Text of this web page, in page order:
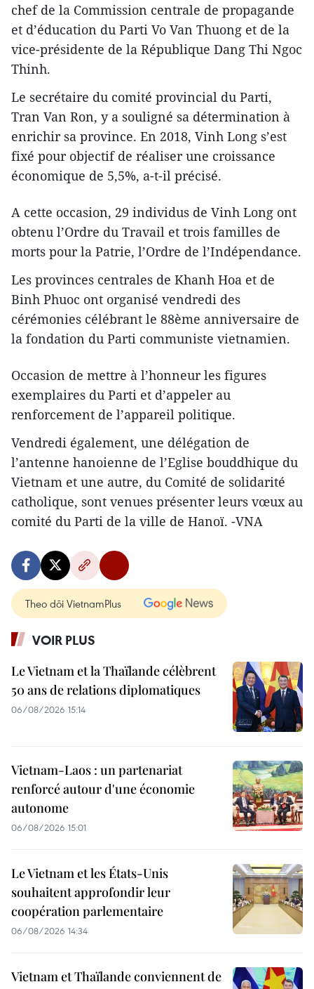
chef de la Commission centrale de propagande
et d’éducation du Parti Vo Van Thuong et de la
vice-présidente de la République Dang Thi Ngoc
Thinh.
Le secrétaire du comité provincial du Parti,
Tran Van Ron, y a souligné sa détermination à
enrichir sa province. En 2018, Vinh Long s’est
fixé pour objectif de réaliser une croissance
économique de 5,5%, a-t-il précisé.
A cette occasion, 29 individus de Vinh Long ont
obtenu l’Ordre du Travail et trois familles de
morts pour la Patrie, l’Ordre de l’Indépendance.
Les provinces centrales de Khanh Hoa et de
Binh Phuoc ont organisé vendredi des
cérémonies célébrant le 88ème anniversaire de
la fondation du Parti communiste vietnamien.
Occasion de mettre à l’honneur les figures
exemplaires du Parti et d’appeler au
renforcement de l’appareil politique.
Vendredi également, une délégation de
l’antenne hanoienne de l’Eglise bouddhique du
Vietnam et une autre, du Comité de solidarité
catholique, sont venues présenter leurs vœux au
comité du Parti de la ville de Hanoï. -VNA
Theo dõi VietnamPlus
VOIR PLUS
Le Vietnam et la Thaïlande célèbrent
50 ans de relations diplomatiques
06/08/2026 15:14
Vietnam-Laos : un partenariat
renforcé autour d'une économie
autonome
06/08/2026 15:01
Le Vietnam et les États-Unis
souhaitent approfondir leur
coopération parlementaire
06/08/2026 14:34
Vietnam et Thaïlande conviennent de